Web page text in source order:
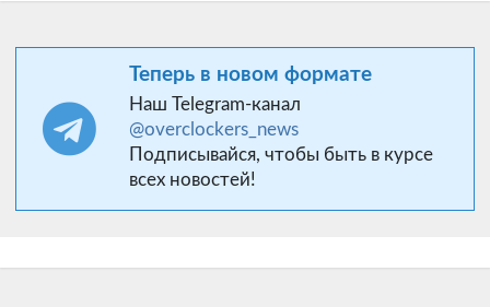
Теперь в новом формате
Наш Telegram-канал
@overclockers_news
Подписывайся, чтобы быть в курсе
всех новостей!